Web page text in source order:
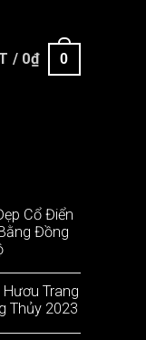
/ 0₫ 0
Cổ Điển
Đồng
Trang
Thủy 2023